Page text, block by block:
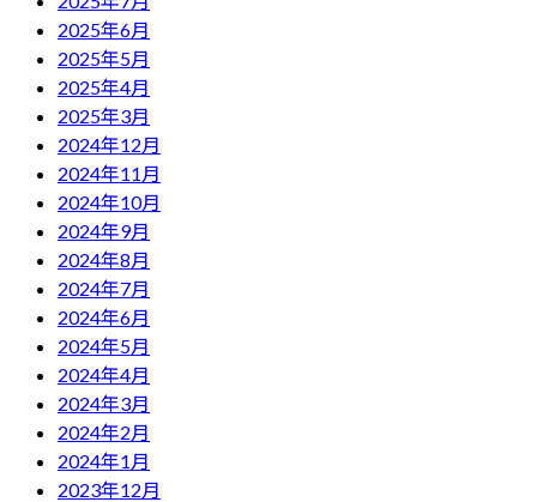
2025年6月
2025年5月
2025年4月
2025年3月
2024年12月
2024年11月
2024年10月
2024年9月
2024年8月
2024年7月
2024年6月
2024年5月
2024年4月
2024年3月
2024年2月
2024年1月
2023年12月